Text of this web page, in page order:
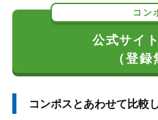
コン
公式サイ
（登録
コンポスとあわせて比較